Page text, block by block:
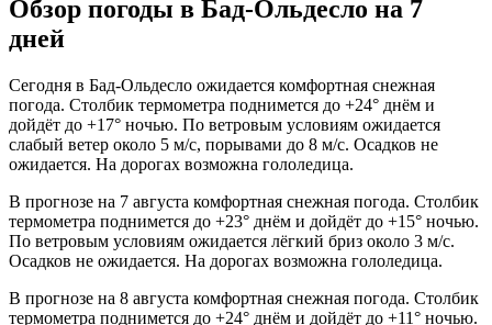
Обзор погоды в Бад-Ольдесло на 7
дней
Сегодня в Бад-Ольдесло ожидается комфортная снежная
погода. Столбик термометра поднимется до +24° днём и
дойдёт до +17° ночью. По ветровым условиям ожидается
слабый ветер около 5 м/с, порывами до 8 м/с. Осадков не
ожидается. На дорогах возможна гололедица.
В прогнозе на 7 августа комфортная снежная погода. Столбик
термометра поднимется до +23° днём и дойдёт до +15° ночью.
По ветровым условиям ожидается лёгкий бриз около 3 м/с.
Осадков не ожидается. На дорогах возможна гололедица.
В прогнозе на 8 августа комфортная снежная погода. Столбик
термометра поднимется до +24° днём и дойдёт до +11° ночью.